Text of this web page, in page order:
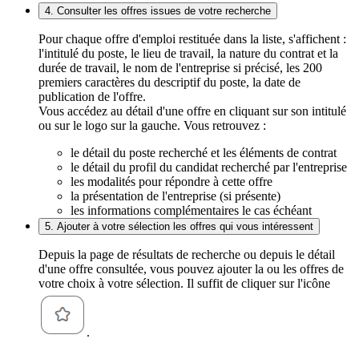
4. Consulter les offres issues de votre recherche
Pour chaque offre d'emploi restituée dans la liste, s'affichent :
l'intitulé du poste, le lieu de travail, la nature du contrat et la
durée de travail, le nom de l'entreprise si précisé, les 200
premiers caractères du descriptif du poste, la date de
publication de l'offre.
Vous accédez au détail d'une offre en cliquant sur son intitulé
ou sur le logo sur la gauche. Vous retrouvez :
le détail du poste recherché et les éléments de contrat
le détail du profil du candidat recherché par l'entreprise
les modalités pour répondre à cette offre
la présentation de l'entreprise (si présente)
les informations complémentaires le cas échéant
5. Ajouter à votre sélection les offres qui vous intéressent
Depuis la page de résultats de recherche ou depuis le détail
d'une offre consultée, vous pouvez ajouter la ou les offres de
votre choix à votre sélection. Il suffit de cliquer sur l'icône
.